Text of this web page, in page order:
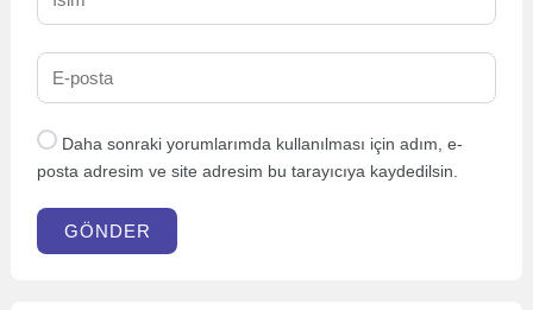
Daha sonraki yorumlarımda kullanılması için adım, e-
posta adresim ve site adresim bu tarayıcıya kaydedilsin.
GÖNDER